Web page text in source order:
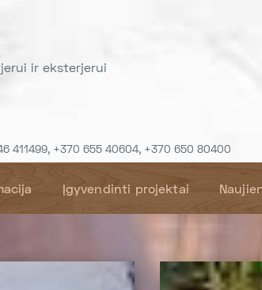
ir eksterjerui
411499, +370 655 40604, +370 650 80400
Įgyvendinti projektai